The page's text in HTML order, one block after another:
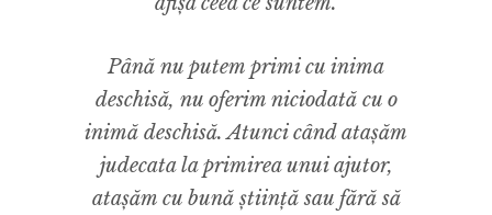
Până nu putem primi cu inima
deschisă, nu oferim niciodată cu o
inimă deschisă. Atunci când atașăm
judecata la primirea unui ajutor,
atașăm cu bună știință sau fără să